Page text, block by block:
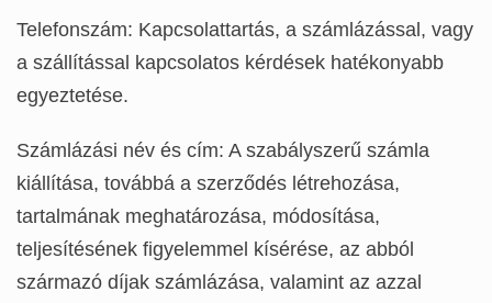
Telefonszám: Kapcsolattartás, a számlázással, vagy
a szállítással kapcsolatos kérdések hatékonyabb
egyeztetése.
Számlázási név és cím: A szabályszerű számla
kiállítása, továbbá a szerződés létrehozása,
tartalmának meghatározása, módosítása,
teljesítésének figyelemmel kísérése, az abból
származó díjak számlázása, valamint az azzal